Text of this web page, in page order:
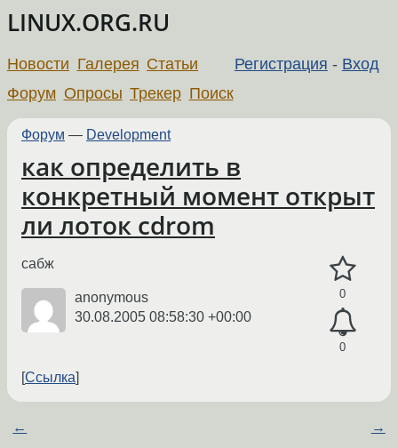
LINUX.ORG.RU
Регистрация - Вход
Новости Галерея Статьи
Форум Опросы Трекер Поиск
Форум — Development
как определить в
конкретный момент открыт
ли лоток cdrom
0
0
сабж
anonymous
30.08.2005 08:58:30 +00:00
Ссылка
← →